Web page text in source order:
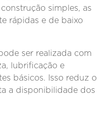
simples, as
rápidas e de baixo
ser realizada com
lubrificação e
básicos. Isso reduz o
a disponibilidade dos